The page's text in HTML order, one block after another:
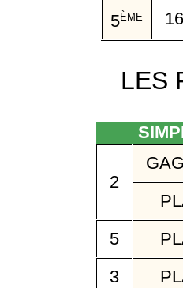
5ÈME
LES
2
5
3